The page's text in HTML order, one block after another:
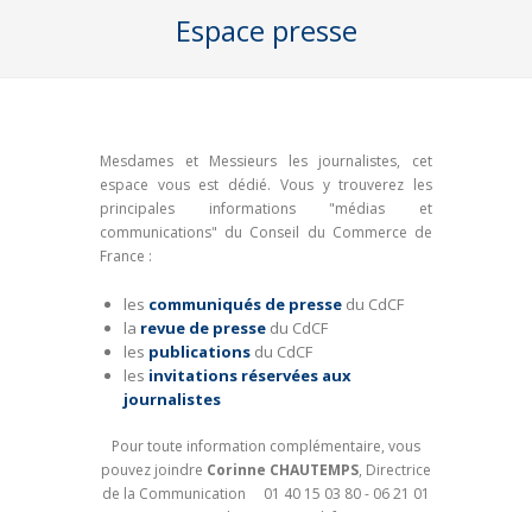
Espace presse
Mesdames et Messieurs les journalistes, cet
espace vous est dédié. Vous y trouverez les
principales informations "médias et
communications" du Conseil du Commerce de
France :
les communiqués de presse du CdCF
la revue de presse du CdCF
les publications du CdCF
les invitations réservées aux
journalistes
Pour toute information complémentaire, vous
pouvez joindre Corinne CHAUTEMPS, Directrice
de la Communication 01 40 15 03 80 - 06 21 01